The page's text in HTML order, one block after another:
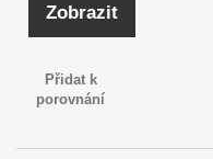
Zobrazit
Přidat k
porovnání